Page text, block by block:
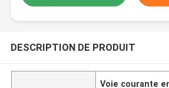
DESCRIPTION DE PRODUIT
Voie courante